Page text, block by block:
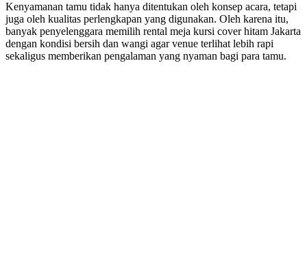
Kenyamanan tamu tidak hanya ditentukan oleh konsep acara, tetapi
juga oleh kualitas perlengkapan yang digunakan. Oleh karena itu,
banyak penyelenggara memilih rental meja kursi cover hitam Jakarta
dengan kondisi bersih dan wangi agar venue terlihat lebih rapi
sekaligus memberikan pengalaman yang nyaman bagi para tamu.